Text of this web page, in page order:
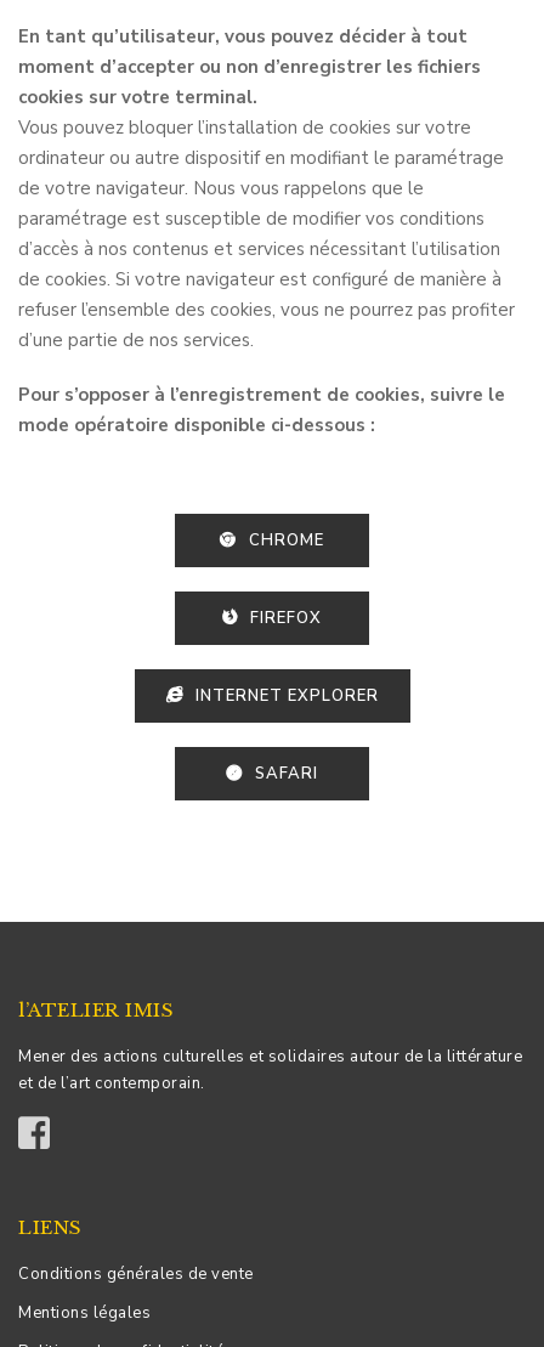
En tant qu’utilisateur, vous pouvez décider à tout
moment d’accepter ou non d’enregistrer les fichiers
cookies sur votre terminal.
Vous pouvez bloquer l’installation de cookies sur votre
ordinateur ou autre dispositif en modifiant le paramétrage
de votre navigateur. Nous vous rappelons que le
paramétrage est susceptible de modifier vos conditions
d’accès à nos contenus et services nécessitant l’utilisation
de cookies. Si votre navigateur est configuré de manière à
refuser l’ensemble des cookies, vous ne pourrez pas profiter
d’une partie de nos services.
Pour s’opposer à l’enregistrement de cookies, suivre le
mode opératoire disponible ci-dessous :
CHROME
FIREFOX
INTERNET EXPLORER
SAFARI
l’ATELIER IMIS
Mener des actions culturelles et solidaires autour de la littérature
et de l’art contemporain.
LIENS
Conditions générales de vente
Mentions légales